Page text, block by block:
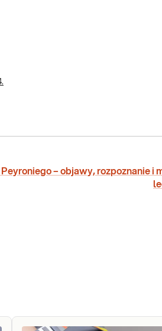
– objawy, rozpoznanie i